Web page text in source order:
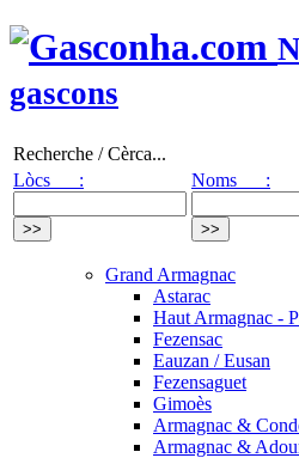
gascons
Recherche / Cèrca...
Lòcs :
Noms :
Grand Armagnac
Astarac
Haut Armagnac -
Fezensac
Eauzan / Eusan
Fezensaguet
Gimoès
Armagnac &
Armagnac &